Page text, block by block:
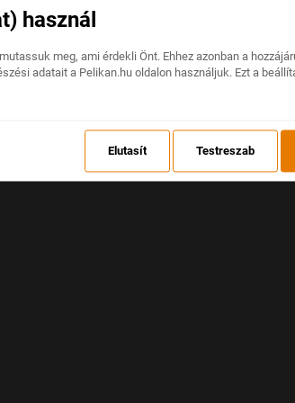
váratlan hiba történt.
használ
meg, ami érdekli Önt. Ehhez azonban a
adatait a Pelikan.hu oldalon használjuk. Ezt a
Elutasít Testreszab